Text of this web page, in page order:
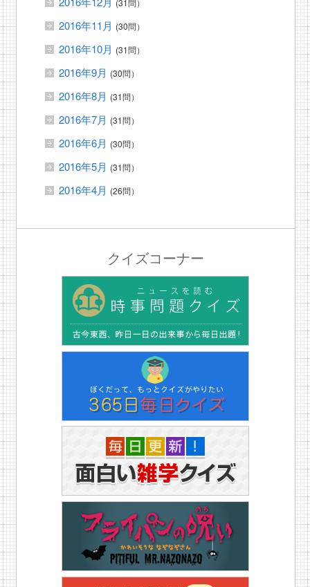
(31問）
2016年11月 (30問）
2016年10月 (31問）
2016年9月 (30問）
2016年8月 (31問）
2016年7月 (31問）
2016年6月 (30問）
2016年5月 (31問）
2016年4月 (26問）
クイズコーナー